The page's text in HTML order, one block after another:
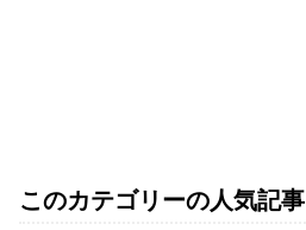
このカテゴリーの人気記事